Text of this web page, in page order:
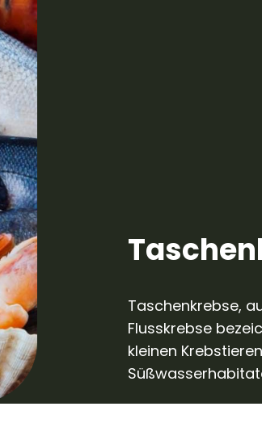
Taschenkrebse,
Flusskrebse
kleinen